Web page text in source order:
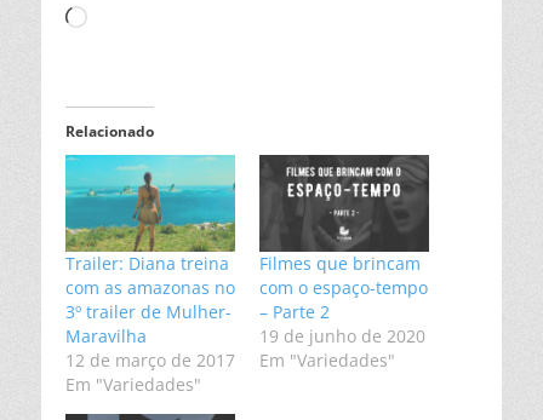
Carregando...
Relacionado
Trailer: Diana treina
com as amazonas no
3º trailer de Mulher-
Maravilha
12 de março de 2017
Em "Variedades"
Filmes que brincam
com o espaço-tempo
– Parte 2
19 de junho de 2020
Em "Variedades"